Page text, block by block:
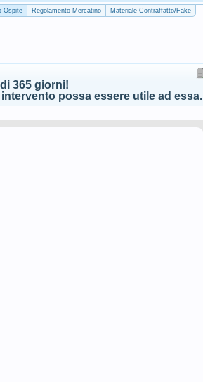
Ospite Regolamento Mercatino Materiale Contraffatto/Fake
365 giorni!
possa essere utile ad essa.